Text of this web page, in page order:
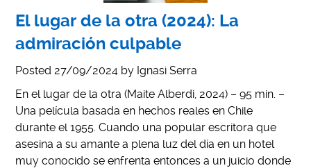
El lugar de la otra (2024): La
admiración culpable
Posted 27/09/2024 by Ignasi Serra
En el lugar de la otra (Maite Alberdi, 2024) – 95 min. –
Una película basada en hechos reales en Chile
durante el 1955. Cuando una popular escritora que
asesina a su amante a plena luz del día en un hotel
muy conocido se enfrenta entonces a un juicio donde